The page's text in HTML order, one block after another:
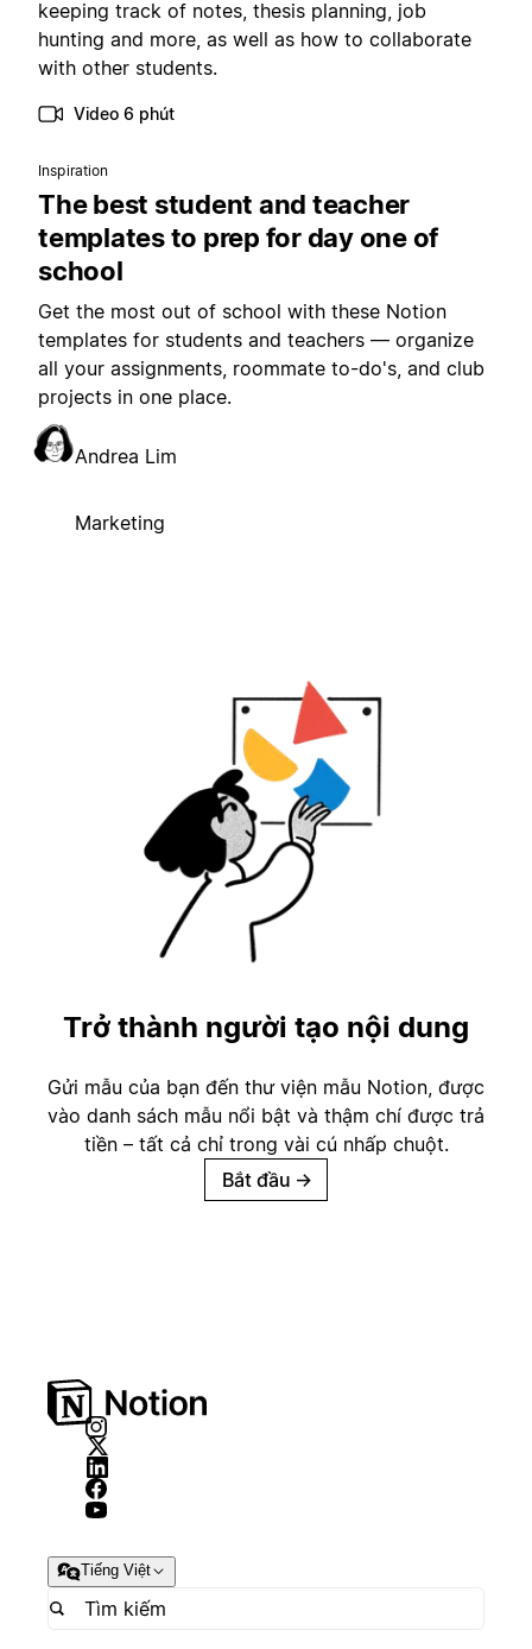
keeping track of notes, thesis planning, job
hunting and more, as well as how to collaborate
with other students.
Video 6 phút
Inspiration
The best student and teacher
templates to prep for day one of
school
Get the most out of school with these Notion
templates for students and teachers — organize
all your assignments, roommate to-do's, and club
projects in one place.
Andrea Lim
Marketing
Trở thành người tạo nội dung
Gửi mẫu của bạn đến thư viện mẫu Notion, được
vào danh sách mẫu nổi bật và thậm chí được trả
tiền – tất cả chỉ trong vài cú nhấp chuột.
Bắt đầu →
Tiếng Việt